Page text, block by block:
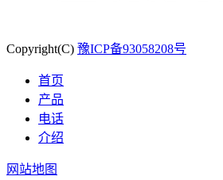
Copyright(C) 豫ICP备93058208号
首页
产品
电话
介绍
网站地图